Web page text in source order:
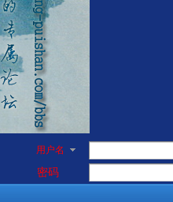
用户名
密码